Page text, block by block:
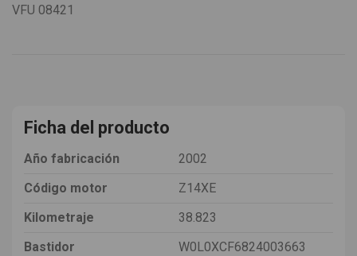
VFU 08421
Ficha del producto
Año fabricación
2002
Código motor
Z14XE
Kilometraje
38.823
Bastidor
W0L0XCF6824003663